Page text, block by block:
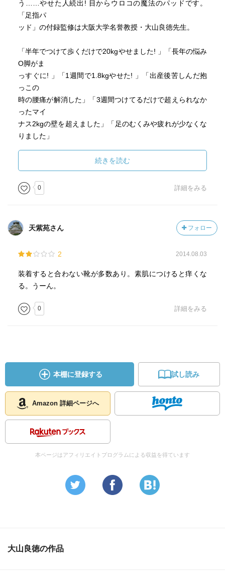
う……やせた人続出! 目からウロコの魔法のパッドです。
「足指パ
ッド」の付録監修は大阪大学名誉教授・大山良徳先生。
「半年でつけて歩くだけで20kgやせました! 」「長年の悩み
O脚がま
っすぐに! 」「1週間で1.8kgやせた! 」「出産後苦しんだ抱
っこの
時の腰痛が解消した」「3週間つけてるだけで超えられなか
ったマイ
ナス2kgの壁を超えました」「足のむくみや疲れが少なくな
りました」
指パッド」が登場! なんと足指に装着するだけ! 仕事中でも
学校で
も家事をしていても……靴下をはいても気になりません。
だって問題なし! 「健康的にムリしないでダイエット」が目
的の足指
な働きが生
まれ、運動効率を上げて、バランスよく姿勢を保つ力がつ
ッド」は
実証・調整を行い、健康科学の権威でもある大阪大学名誉
これ、白よりもかなり強力です。
素肌につけると、1日でかなり痛くなります。
ばらくは
効果は分かりませんが、曲がった親指、小指がまっすぐな
白が物足りない人は、黒を！！
続きを読む
0 詳細をみる
天紫苑さん フォロー
2 2014.08.03
装着すると合わない靴が多数あり。素肌につけると痒くな
る。うーん。
0 詳細をみる
本棚に登録する 試し読み
Amazon 詳細ページへ
本ページはアフィリエイトプログラムによる収益を得ています
大山良徳の作品